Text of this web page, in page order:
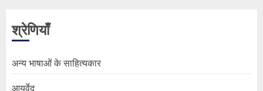
श्रेणियाँ
अन्य भाषाओं के साहित्यकार
आयुर्वेद